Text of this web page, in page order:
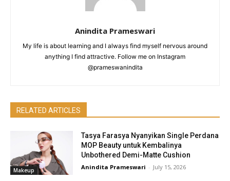
Anindita Prameswari
My life is about learning and I always find myself nervous around
anything I find attractive. Follow me on Instagram
@prameswanindita
RELATED ARTICLES
Makeup
Tasya Farasya Nyanyikan Single Perdana
MOP Beauty untuk Kembalinya
Unbothered Demi-Matte Cushion
Anindita Prameswari - July 15, 2026